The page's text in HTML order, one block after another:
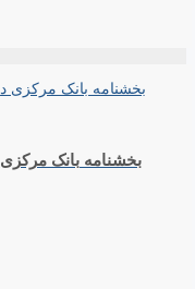
بخشنامه بانک